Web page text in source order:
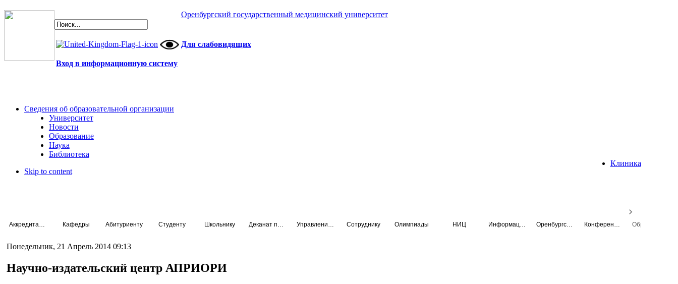
Оренбургский государственный медицинский университет
Для слабовидящих
Вход в информационную систему
Сведения об образовательной организации
Университет
Новости
Образование
Наука
Библиотека
Клиника
Skip to content
Кафедры Абитуриенту Студенту Школьнику Сотруднику Олимпиады НИЦ
Понедельник, 21 Апрель 2014 09:13
Научно-издательский центр АПРИОРИ